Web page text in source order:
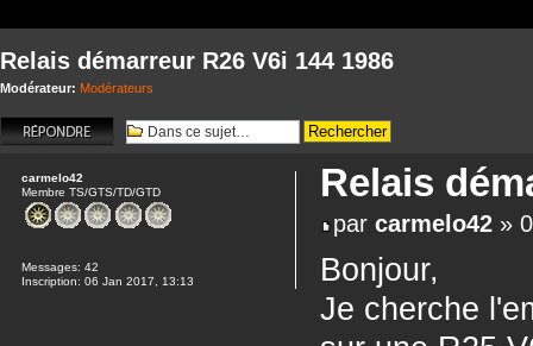
Relais démarreur R26 V6i 144 1986
Modérateur: Modérateurs
Répondre
Relais
parcarmelo42 »
Bonjour,
Je cherche
carmelo42
Membre TS/GTS/TD/GTD
Messages: 42
Inscription: 06 Jan 2017, 13:13